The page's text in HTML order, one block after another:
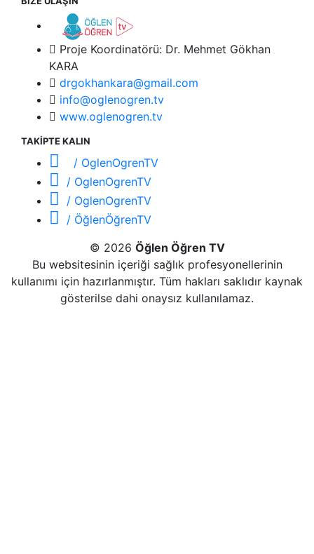
Proje Koordinatörü: Dr. Mehmet Gökhan
KARA
drgokhankara@gmail.com
info@oglenogren.tv
www.oglenogren.tv
TAKİPTE KALIN
/ OglenOgrenTV
/ OglenOgrenTV
/ OglenOgrenTV
/ ÖğlenÖğrenTV
© 2026 Öğlen Öğren TV
Bu websitesinin içeriği sağlık profesyonellerinin
kullanımı için hazırlanmıştır. Tüm hakları saklıdır kaynak
gösterilse dahi onaysız kullanılamaz.